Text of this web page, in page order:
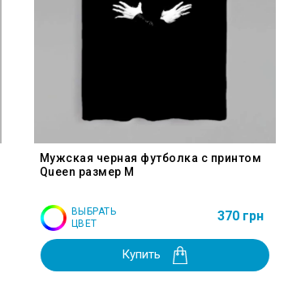
Мужская черная футболка с принтом
Queen размер M
ВЫБРАТЬ
ЦВЕТ
370 грн
Купить